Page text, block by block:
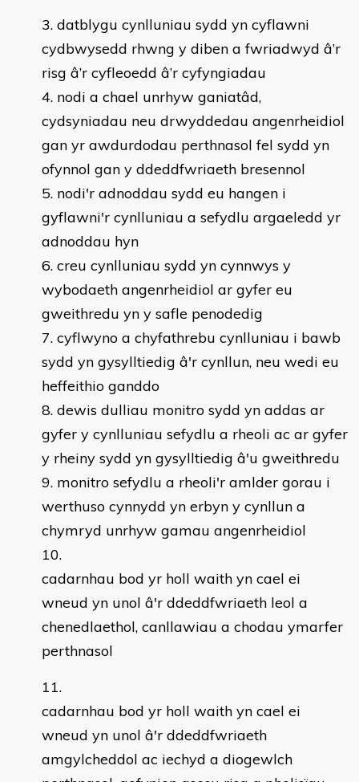
datblygu cynlluniau sydd yn cyflawni
cydbwysedd rhwng y diben a fwriadwyd â’r
risg â’r cyfleoedd â’r cyfyngiadau
nodi a chael unrhyw ganiatâd,
cydsyniadau neu drwyddedau angenrheidiol
gan yr awdurdodau perthnasol fel sydd yn
ofynnol gan y ddeddfwriaeth bresennol
nodi'r adnoddau sydd eu hangen i
gyflawni'r cynlluniau a sefydlu argaeledd yr
adnoddau hyn
creu cynlluniau sydd yn cynnwys y
wybodaeth angenrheidiol ar gyfer eu
gweithredu yn y safle penodedig
cyflwyno a chyfathrebu cynlluniau i bawb
sydd yn gysylltiedig â'r cynllun, neu wedi eu
heffeithio ganddo
dewis dulliau monitro sydd yn addas ar
gyfer y cynlluniau sefydlu a rheoli ac ar gyfer
y rheiny sydd yn gysylltiedig â'u gweithredu
monitro sefydlu a rheoli'r amlder gorau i
werthuso cynnydd yn erbyn y cynllun a
chymryd unrhyw gamau angenrheidiol
cadarnhau bod yr holl waith yn cael ei
wneud yn unol â'r ddeddfwriaeth leol a
chenedlaethol, canllawiau a chodau ymarfer
perthnasol
cadarnhau bod yr holl waith yn cael ei
wneud yn unol â'r ddeddfwriaeth
amgylcheddol ac iechyd a diogewlch